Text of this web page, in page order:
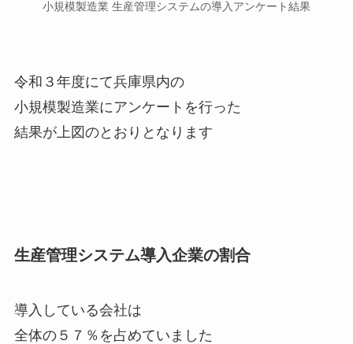
小規模製造業 生産管理システムの導入アンケート結果
令和３年度にて兵庫県内の
小規模製造業にアンケートを行った
結果が上図のとおりとなります
生産管理システム導入企業の割合
導入している会社は
全体の５７％を占めていました